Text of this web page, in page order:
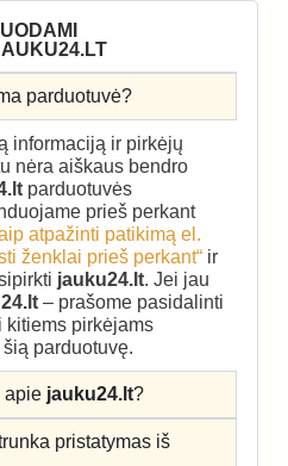
parduotuvė?
informaciją ir pirkėjų
nėra aiškaus bendro
parduotuvės
prieš perkant
atpažinti patikimą el.
ženklai prieš perkant“ ir
jauku24.lt. Jei jau
– prašome pasidalinti
kitiems pirkėjams
parduotuvę.
apie jauku24.lt?
pristatymas iš